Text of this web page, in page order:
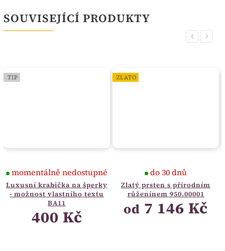
SOUVISEJÍCÍ PRODUKTY
Previous
TIP
Luxusní krabička na šperky
- možnost vlastního textu
BA11
momentálně nedostupné
400 Kč
ZLATO
Zlatý prsten s přírodním
růženínem 950.00001
do 30 dnů
od 7 146 Kč
Next